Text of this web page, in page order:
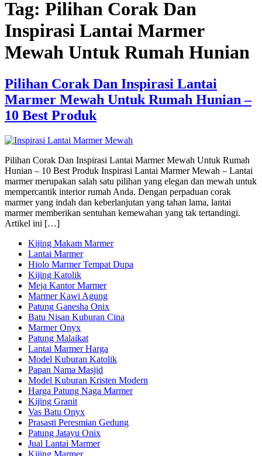
Tag: Pilihan Corak Dan
Inspirasi Lantai Marmer
Mewah Untuk Rumah Hunian
Pilihan Corak Dan Inspirasi Lantai
Marmer Mewah Untuk Rumah Hunian –
10 Best Produk
Pilihan Corak Dan Inspirasi Lantai Marmer Mewah Untuk Rumah
Hunian – 10 Best Produk Inspirasi Lantai Marmer Mewah – Lantai
marmer merupakan salah satu pilihan yang elegan dan mewah untuk
mempercantik interior rumah Anda. Dengan perpaduan corak
marmer yang indah dan keberlanjutan yang tahan lama, lantai
marmer memberikan sentuhan kemewahan yang tak tertandingi.
Artikel ini […]
Kijing Makam Marmer
Lantai Marmer
Hiolo Marmer Tempat Dupa
Kijing Katolik
Meja Kantor Marmer
Marmer Kawi Agung
Patung Ganesha Onix
Batu Nisan Kuburan Cina
Marmer Onyx
Patung Malaikat
Lantai Marmer Harga
Model Kuburan Katolik
Papan Nama Masjid
Model Kuburan Kristen Modern
Harga Patung Naga Marmer
Kijing Granit
Vas Batu Onyx
Prasasti Peresmian Gedung
Patung Jatayu Onix
Jual Lantai Marmer
Kijing Marmer